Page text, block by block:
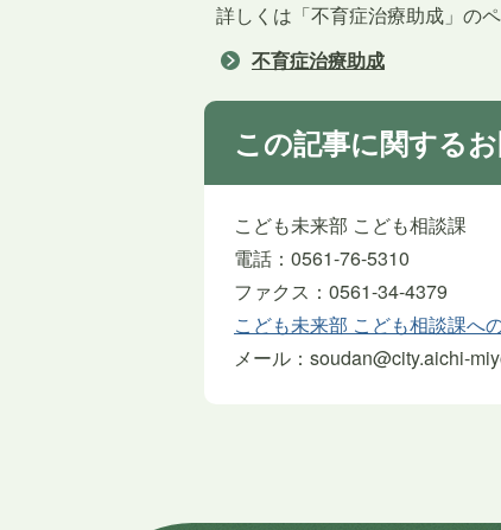
詳しくは「不育症治療助成」の
不育症治療助成
この記事に関する
こども未来部 こども相談課
電話：0561-76-5310
ファクス：0561-34-4379
こども未来部 こども相談課へ
メール：soudan@city.aichi-